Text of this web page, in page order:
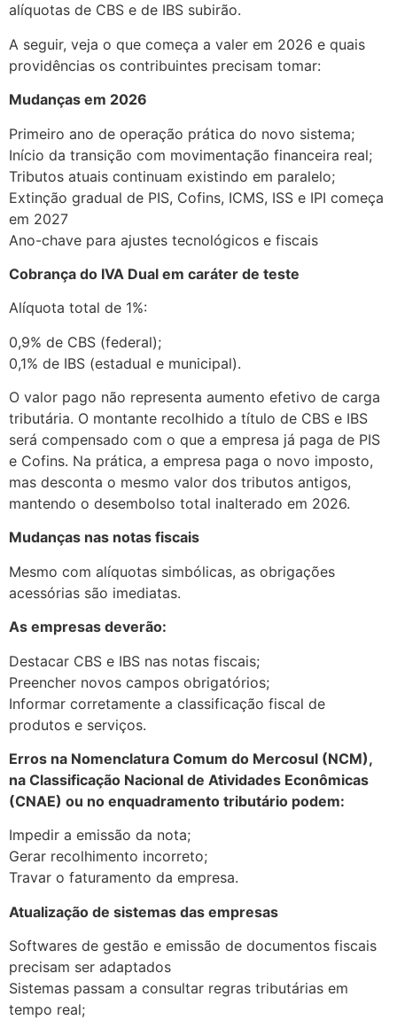
alíquotas de CBS e de IBS subirão.
A seguir, veja o que começa a valer em 2026 e quais
providências os contribuintes precisam tomar:
Mudanças em 2026
Primeiro ano de operação prática do novo sistema;
Início da transição com movimentação financeira real;
Tributos atuais continuam existindo em paralelo;
Extinção gradual de PIS, Cofins, ICMS, ISS e IPI começa
em 2027
Ano-chave para ajustes tecnológicos e fiscais
Cobrança do IVA Dual em caráter de teste
Alíquota total de 1%:
0,9% de CBS (federal);
0,1% de IBS (estadual e municipal).
O valor pago não representa aumento efetivo de carga
tributária. O montante recolhido a título de CBS e IBS
será compensado com o que a empresa já paga de PIS
e Cofins. Na prática, a empresa paga o novo imposto,
mas desconta o mesmo valor dos tributos antigos,
mantendo o desembolso total inalterado em 2026.
Mudanças nas notas fiscais
Mesmo com alíquotas simbólicas, as obrigações
acessórias são imediatas.
As empresas deverão:
Destacar CBS e IBS nas notas fiscais;
Preencher novos campos obrigatórios;
Informar corretamente a classificação fiscal de
produtos e serviços.
Erros na Nomenclatura Comum do Mercosul (NCM),
na Classificação Nacional de Atividades Econômicas
(CNAE) ou no enquadramento tributário podem:
Impedir a emissão da nota;
Gerar recolhimento incorreto;
Travar o faturamento da empresa.
Atualização de sistemas das empresas
Softwares de gestão e emissão de documentos fiscais
precisam ser adaptados
Sistemas passam a consultar regras tributárias em
tempo real;